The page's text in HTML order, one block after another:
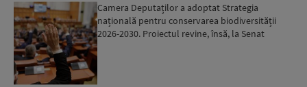
Camera Deputaților a adoptat Strategia
națională pentru conservarea biodiversității
2026-2030. Proiectul revine, însă, la Senat